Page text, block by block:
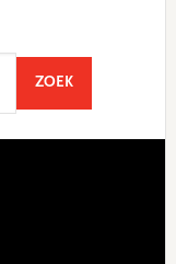
ZOEKSEARCH